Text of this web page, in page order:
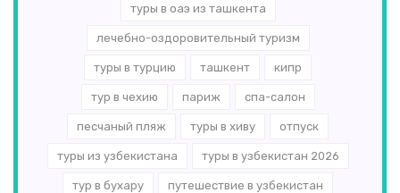
туры в оаэ из ташкента
лечебно-оздоровительный туризм
туры в турцию ташкент кипр
тур в чехию париж спа-салон
песчаный пляж туры в хиву отпуск
туры из узбекистана туры в узбекистан 2026
тур в бухару путешествие в узбекистан